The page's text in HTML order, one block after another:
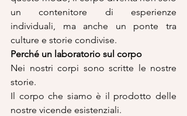
un contenitore di esperienze
individuali, ma anche un ponte tra
culture e storie condivise.
Perché un laboratorio sul corpo
Nei nostri corpi sono scritte le nostre
storie.
Il corpo che siamo è il prodotto delle
nostre vicende esistenziali.